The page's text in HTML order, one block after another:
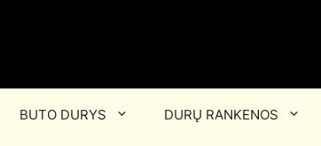
BUTO DURYS DURŲ RANKENOS